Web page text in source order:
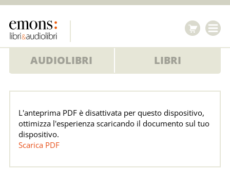
AUDIOLIBRI LIBRI
L'anteprima PDF è disattivata per questo dispositivo,
ottimizza l'esperienza scaricando il documento sul tuo
dispositivo.
Scarica PDF